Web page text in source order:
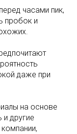
часами пик,
пробок и
даже при
на основе
и другие